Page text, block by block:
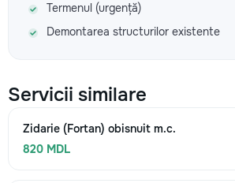
Termenul (urgență)
Demontarea structurilor existente
Servicii similare
Zidarie (Fortan) obisnuit m.c.
820 MDL